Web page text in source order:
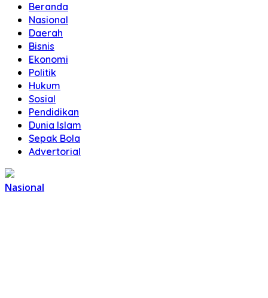
Beranda
Nasional
Daerah
Bisnis
Ekonomi
Politik
Hukum
Sosial
Pendidikan
Dunia Islam
Sepak Bola
Advertorial
Nasional